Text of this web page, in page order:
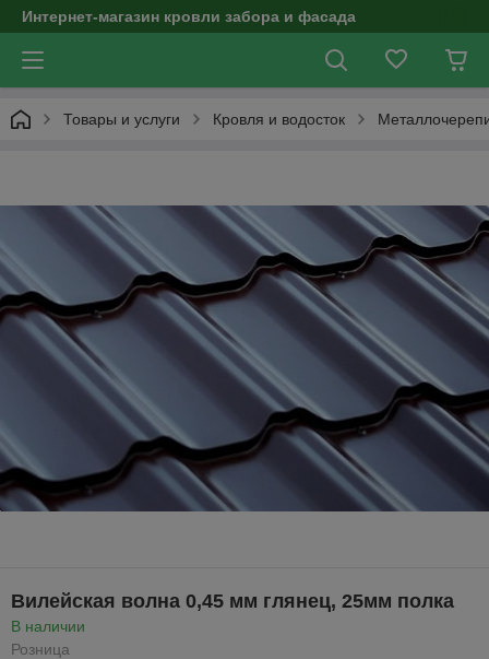
Интернет-магазин кровли забора и фасада
Товары и услуги Кровля и водосток
Вилейская волна 0,45 мм глянец, 25мм полка
В наличии
Розница